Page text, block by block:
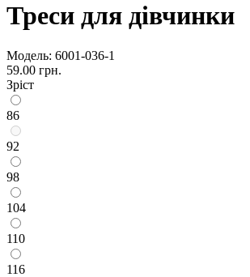
Треси для дівчинки
Модель: 6001-036-1
59.00 грн.
Зріст
86
92
98
104
110
116